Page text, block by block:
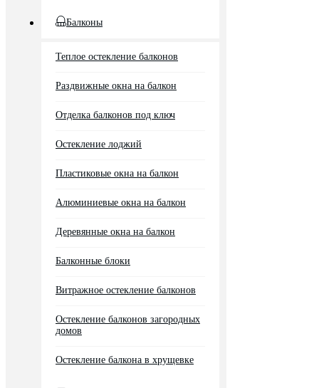
Балконы
Теплое остекление балконов
Раздвижные окна на балкон
Отделка балконов под ключ
Остекление лоджий
Пластиковые окна на балкон
Алюминиевые окна на балкон
Деревянные окна на балкон
Балконные блоки
Витражное остекление балконов
Остекление балконов загородных
домов
Остекление балкона в хрущевке